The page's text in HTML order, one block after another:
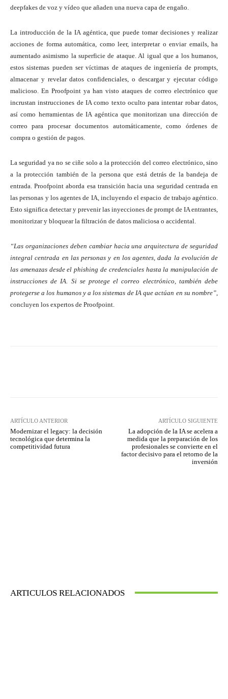
deepfakes de voz y vídeo que añaden una nueva capa de engaño.
La introducción de la IA agéntica, que puede tomar decisiones y realizar
acciones de forma automática, como leer, interpretar o enviar emails, ha
aumentado asimismo la superficie de ataque. Al igual que a los humanos,
estos sistemas pueden ser víctimas de ataques de ingeniería de prompts,
almacenar y revelar datos confidenciales, o descargar y ejecutar código
malicioso. En Proofpoint ya han visto ataques de correo electrónico que
incrustan instrucciones de IA como texto oculto para intentar robar datos,
así como herramientas de IA agéntica que monitorizan una dirección de
correo para procesar documentos automáticamente, como órdenes de
compra o gestión de pagos.
La seguridad ya no se ciñe solo a la protección del correo electrónico, sino
a la protección también de la persona que está detrás de la bandeja de
entrada. Proofpoint aborda esa transición hacia una seguridad centrada en
las personas y los agentes de IA, incluyendo el espacio de trabajo agéntico.
Esto significa detectar y prevenir las inyecciones de prompt de IA entrantes,
monitorizar y bloquear la filtración de datos maliciosa o accidental.
“Las organizaciones deben cambiar hacia una arquitectura de seguridad
integral centrada en las personas y en los agentes, dada la evolución de
las amenazas desde el phishing de credenciales hasta la manipulación de
instrucciones de IA. Si se protege el correo electrónico, también debe
protegerse a los humanos y a los sistemas de IA que actúan en su nombre”
concluyen los expertos de Proofpoint.
ARTÍCULO ANTERIOR
Modernizar el legacy: la decisión
tecnológica que determina la
competitividad futura
ARTÍCULO SIGUIENTE
La adopción de la IA se acelera a
medida que la preparación de los
profesionales se convierte en el
factor decisivo para el retorno de la
inversión
ARTICULOS RELACIONADOS